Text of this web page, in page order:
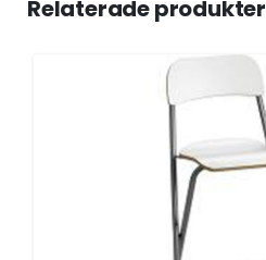
Relaterade produkter